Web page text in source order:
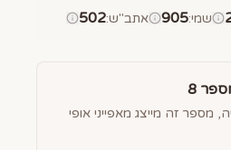
שמי:
905 אתב"ש:
502
8
מספר זה מייצג מאפייני אופי